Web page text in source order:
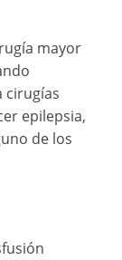
mayor
cirugías
epilepsia,
de los